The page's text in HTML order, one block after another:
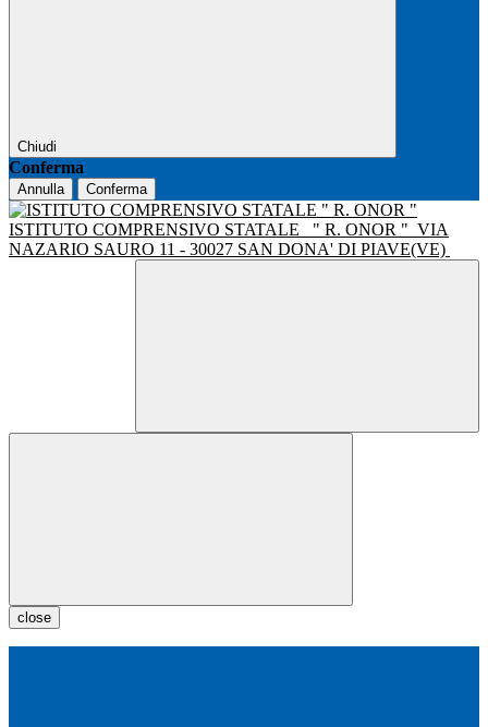
Chiudi
Conferma
Annulla Conferma
ISTITUTO COMPRENSIVO STATALE " R. ONOR " VIA
NAZARIO SAURO 11 - 30027 SAN DONA' DI PIAVE(VE)
close